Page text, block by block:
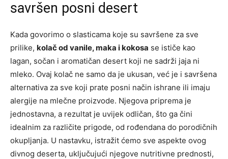
savršen posni desert
Kada govorimo o slasticama koje su savršene za sve
prilike, kolač od vanile, maka i kokosa se ističe kao
lagan, sočan i aromatičan desert koji ne sadrži jaja ni
mleko. Ovaj kolač ne samo da je ukusan, već je i savršena
alternativa za sve koji prate posni način ishrane ili imaju
alergije na mlečne proizvode. Njegova priprema je
jednostavna, a rezultat je uvijek odličan, što ga čini
idealnim za različite prigode, od rođendana do porodičnih
okupljanja. U nastavku, istražit ćemo sve aspekte ovog
divnog deserta, uključujući njegove nutritivne prednosti,